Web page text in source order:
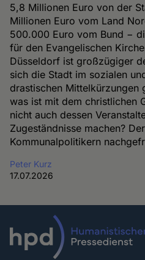
5,8 Millionen Euro von der
Millionen Euro vom Land
500.000 Euro vom Bund −
für den Evangelischen
Düsseldorf ist großzügiger
sich die Stadt im sozialen
drastischen Mittelkürzungen
was ist mit dem christlichen
nicht auch dessen
Zugeständnisse machen?
Kommunalpolitikern
Peter Kurz
17.07.2026